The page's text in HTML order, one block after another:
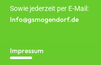
Sowie jederzeit per E-Mail:
Info@gsmogendorf.de
Impressum